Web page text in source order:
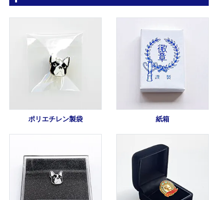
ポリエチレン製袋 紙箱